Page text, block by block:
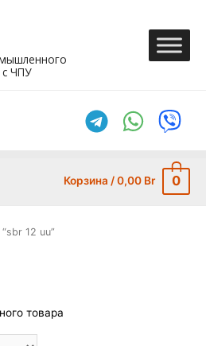
ЧПУ
Корзина /0,00 Br 0
12 uu”
товара